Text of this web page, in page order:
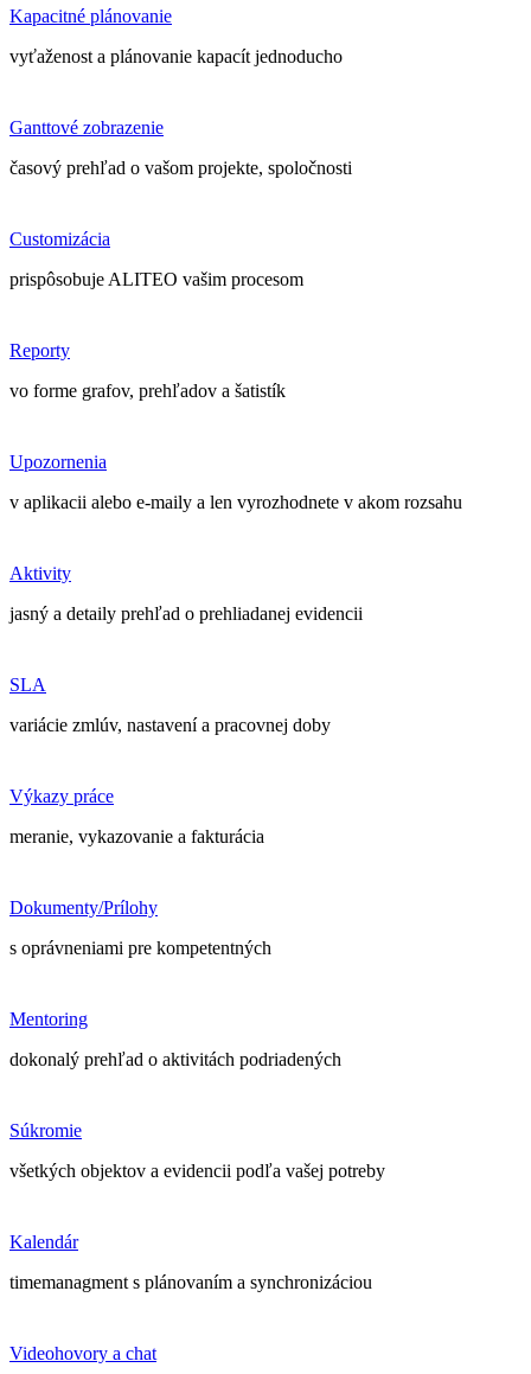
Kapacitné plánovanie
vyťaženost a plánovanie kapacít jednoducho
Ganttové zobrazenie
časový prehľad o vašom projekte, spoločnosti
Customizácia
prispôsobuje ALITEO vašim procesom
Reporty
vo forme grafov, prehľadov a šatistík
Upozornenia
v aplikacii alebo e-maily a len vyrozhodnete v akom rozsahu
Aktivity
jasný a detaily prehľad o prehliadanej evidencii
SLA
variácie zmlúv, nastavení a pracovnej doby
Výkazy práce
meranie, vykazovanie a fakturácia
Dokumenty/Prílohy
s oprávneniami pre kompetentných
Mentoring
dokonalý prehľad o aktivitách podriadených
Súkromie
všetkých objektov a evidencii podľa vašej potreby
Kalendár
timemanagment s plánovaním a synchronizáciou
Videohovory a chat